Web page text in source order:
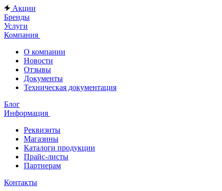
Акции
Бренды
Услуги
Компания
О компании
Новости
Отзывы
Документы
Техническая документация
Блог
Информация
Реквизиты
Магазины
Каталоги продукции
Прайс-листы
Партнерам
Контакты